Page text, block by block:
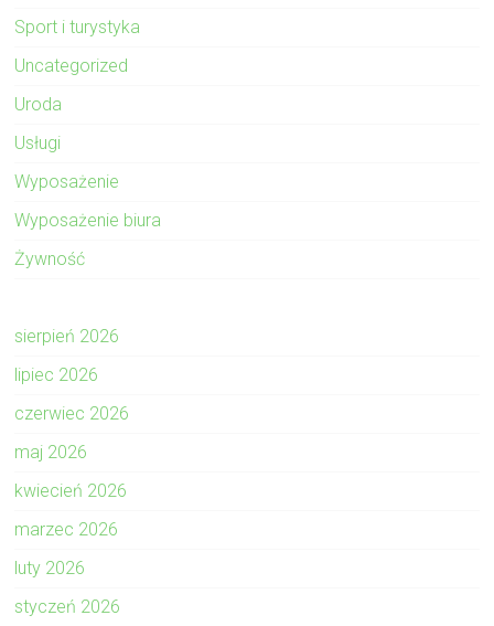
Sport i turystyka
Uncategorized
Uroda
Usługi
Wyposażenie
Wyposażenie biura
Żywność
sierpień 2026
lipiec 2026
czerwiec 2026
maj 2026
kwiecień 2026
marzec 2026
luty 2026
styczeń 2026